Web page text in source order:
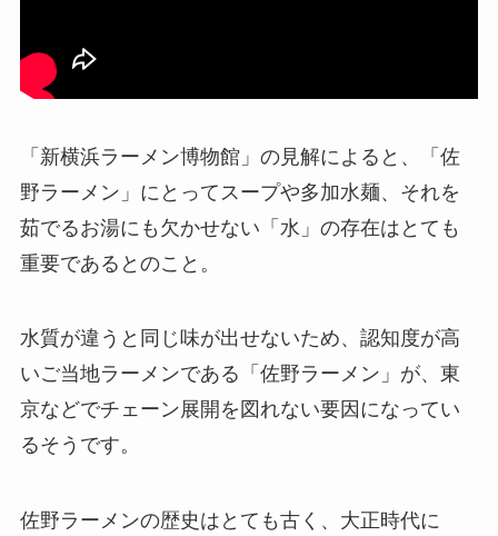
「新横浜ラーメン博物館」の見解によると、「佐
野ラーメン」にとってスープや多加水麺、それを
茹でるお湯にも欠かせない「水」の存在はとても
重要であるとのこと。
水質が違うと同じ味が出せないため、認知度が高
いご当地ラーメンである「佐野ラーメン」が、東
京などでチェーン展開を図れない要因になってい
るそうです。
佐野ラーメンの歴史はとても古く、大正時代に